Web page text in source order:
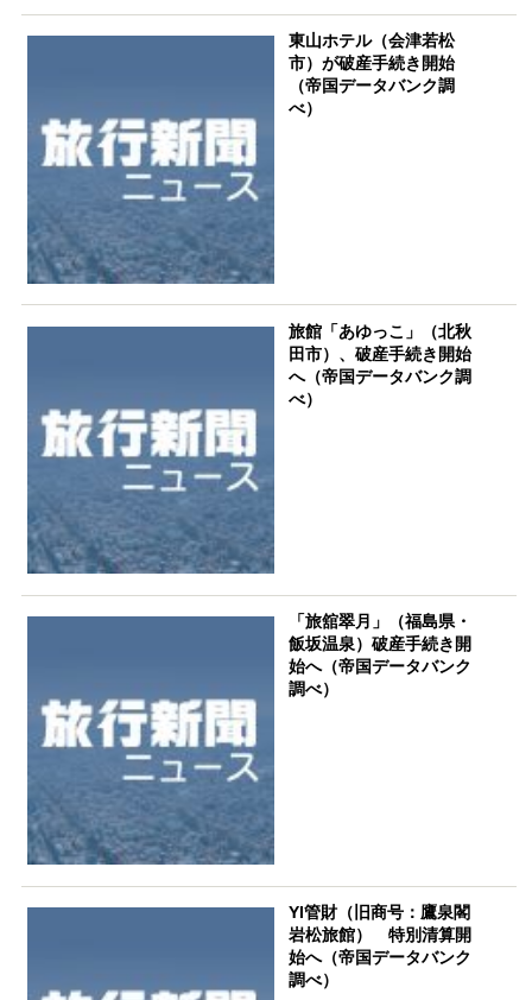
東山ホテル（会津若松
市）が破産手続き開始
（帝国データバンク調
べ）
旅館「あゆっこ」（北秋
田市）、破産手続き開始
へ（帝国データバンク調
べ）
「旅舘翠月」（福島県・
飯坂温泉）破産手続き開
始へ（帝国データバンク
調べ）
YI管財（旧商号：鷹泉閣
岩松旅館） 特別清算開
始へ（帝国データバンク
調べ）